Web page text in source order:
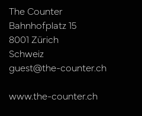
The Counter
Bahnhofplatz 15
8001 Zürich
Schweiz
guest@the-counter.ch
www.the-counter.ch